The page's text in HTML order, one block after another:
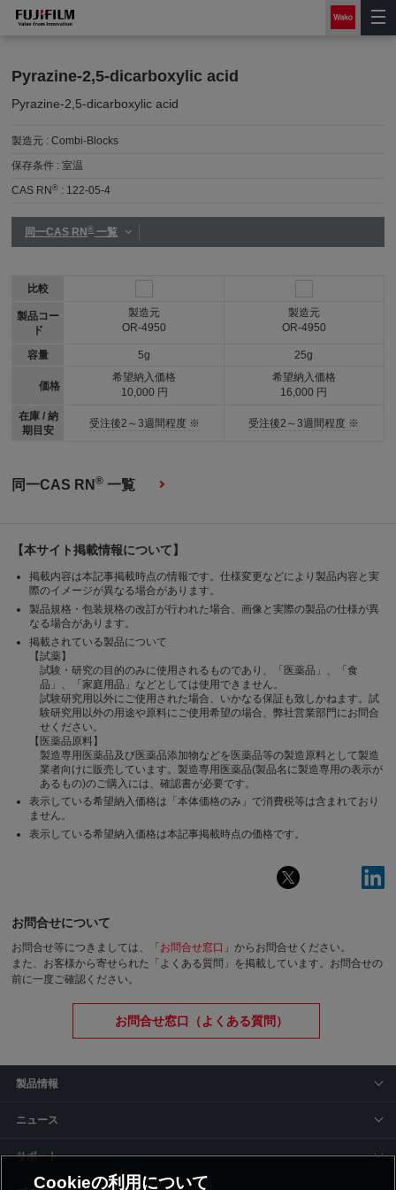
Pyrazine-2,5-dicarboxylic acid
Pyrazine-2,5-dicarboxylic acid
製造元 :Combi-Blocks
保存条件 :室温
CAS RN® : 122-05-4
同一CAS RN®一覧
比較
製品コー
ド
容量
価格
在庫 / 納
期目安
製造元
OR-4950
5g
希望納入価格
10,000 円
受注後2～3週間程度 ※
製造元
OR-4950
25g
希望納入価格
16,000 円
受注後2～3週間程度 ※
同一CAS RN® 一覧
【本サイト掲載情報について】
掲載内容は本記事掲載時点の情報です。仕様変更などにより製品内容と実
際のイメージが異なる場合があります。
製品規格・包装規格の改訂が行われた場合、画像と実際の製品の仕様が異
なる場合があります。
掲載されている製品について
【試薬】
試験・研究の目的のみに使用されるものであり、「医薬品」、「食
品」、「家庭用品」などとしては使用できません。
試験研究用以外にご使用された場合、いかなる保証も致しかねます。試
験研究用以外の用途や原料にご使用希望の場合、弊社営業部門にお問合
せください。
【医薬品原料】
製造専用医薬品及び医薬品添加物などを医薬品等の製造原料として製造
業者向けに販売しています。製造専用医薬品(製品名に製造専用の表示が
あるもの)のご購入には、確認書が必要です。
表示している希望納入価格は「本体価格のみ」で消費税等は含まれており
ません。
表示している希望納入価格は本記事掲載時点の価格です。
お問合せについて
お問合せ等につきましては、「 お問合せ窓口 」からお問合せください。
また、お客様から寄せられた「よくある質問」を掲載しています。お問合せの
前に一度ご確認ください。
お問合せ窓口（よくある質問）
製品情報
ニュース
サポート
Cookieの利用について